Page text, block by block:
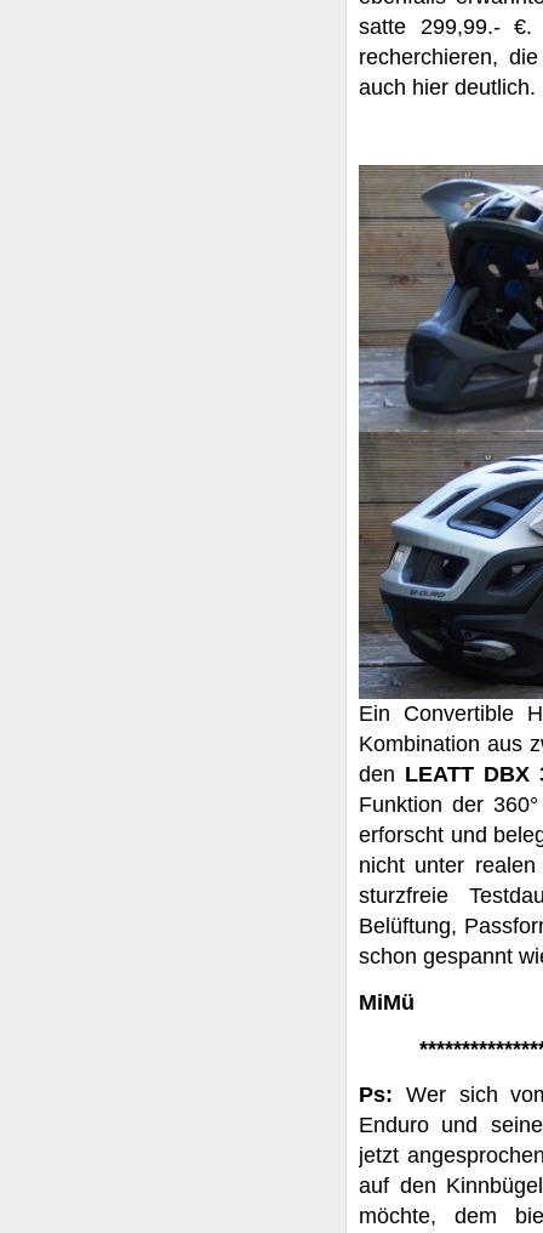
satte 299,99.-
recherchieren,
auch hier deutlich.
Ein Convertible
Kombination aus
den LEATT DBX
Funktion der
erforscht und
nicht unter
sturzfreie
Belüftung,
schon gespannt
MiMü
Ps: Wer sich
Enduro und
jetzt
auf den
möchte, dem